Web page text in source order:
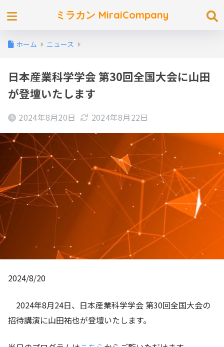
ミラカン MiraiCompany
ホーム ニュース
日本産業科学学会 第30回全国大会に山田
が登壇いたします
2024年8月20日 2024年8月22日
2024/8/20
2024年8月24日、日本産業科学学会 第30回全国大会の
招待講演に山田祐也が登壇いたします。